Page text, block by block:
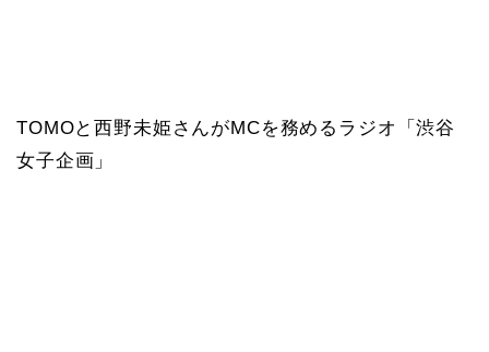
TOMOと西野未姫さんがMCを務めるラジオ「渋谷
女子企画」